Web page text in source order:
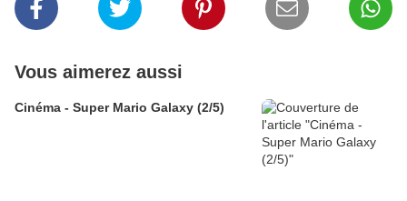
Vous aimerez aussi
Cinéma - Super Mario Galaxy (2/5)